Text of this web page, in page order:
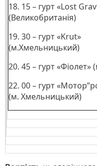
18. 15 – гурт «Lost
(Великобританія)
19. 30 – гурт «Krut»
(м.Хмельницький)
20. 45 – гурт «Фіолет»
22. 00 – гурт
(м. Хмельницький)